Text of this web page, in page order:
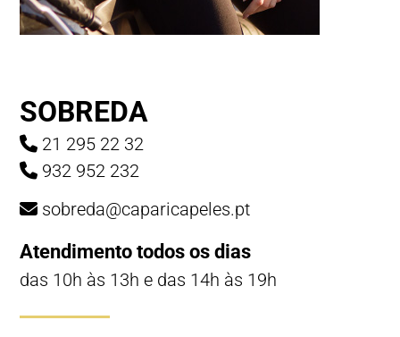
SOBREDA
21 295 22 32
932 952 232
sobreda@caparicapeles.pt
Atendimento todos os dias
das 10h às 13h e das 14h às 19h